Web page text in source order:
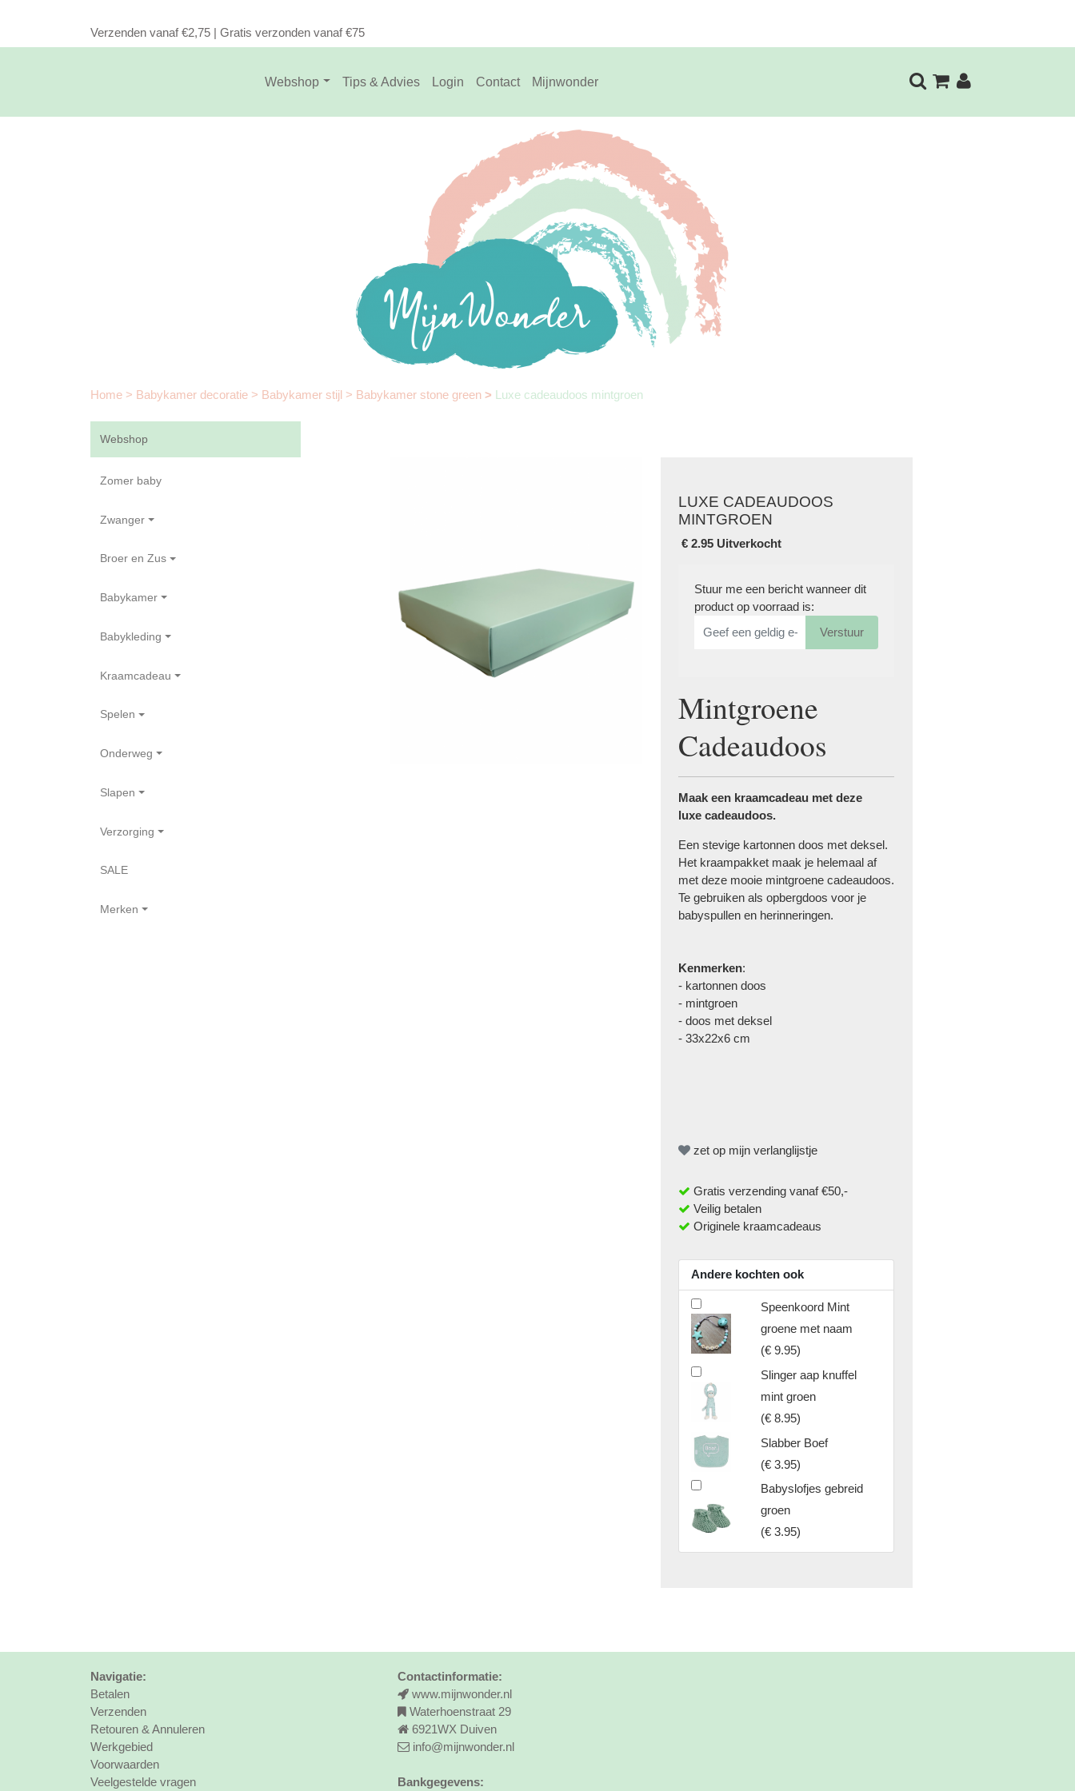
Verzenden vanaf €2,75 | Gratis verzonden vanaf €75
Mijnwonder
Contact
Login
Tips & Advies
Webshop
Home > Babykamer decoratie > Babykamer stijl > Babykamer stone green> Luxe cadeaudoos mintgroen
Webshop
Zomer baby
Zwanger
Broer en Zus
Babykamer
Babykleding
Kraamcadeau
Spelen
Onderweg
Slapen
Verzorging
SALE
Merken
LUXE CADEAUDOOS
MINTGROEN
€2.95 Uitverkocht
Stuur me een bericht wanneer dit
product op voorraad is:
Verstuur
Mintgroene
Cadeaudoos
Maak een kraamcadeau met deze
luxe cadeaudoos.
Een stevige kartonnen doos met deksel.
Het kraampakket maak je helemaal af
met deze mooie mintgroene cadeaudoos.
Te gebruiken als opbergdoos voor je
babyspullen en herinneringen.
Kenmerken:
- kartonnen doos
​​​​​​- mintgroen
​​​​- doos met deksel
- 33x22x6 cm
zet op mijn verlanglijstje
Gratis verzending vanaf €50,-
Veilig betalen
Originele kraamcadeaus
Andere kochten ook
Speenkoord Mint
groene met naam
(€ 9.95)
Slinger aap knuffel
mint groen
(€ 8.95)
Slabber Boef
(€ 3.95)
Babyslofjes gebreid
groen
(€ 3.95)
Navigatie:
Betalen
Verzenden
Retouren & Annuleren
Werkgebied
Voorwaarden
Veelgestelde vragen
Contactinformatie:
www.mijnwonder.nl
Waterhoenstraat 29
6921WX Duiven
info@mijnwonder.nl
Bankgegevens: